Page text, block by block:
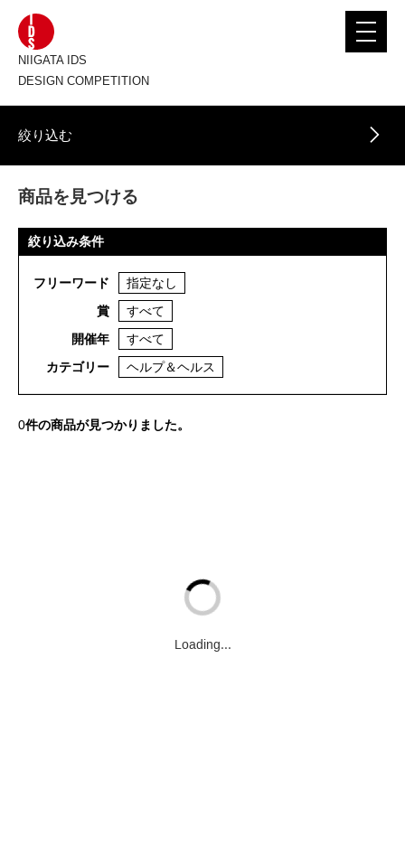
NIIGATA IDS
DESIGN COMPETITION
toggle
絞り込む
商品を見つける
絞り込み条件
フリーワード
指定なし
賞
すべて
開催年
すべて
カテゴリー
ヘルプ＆ヘルス
0件の商品が見つかりました。
Loading...